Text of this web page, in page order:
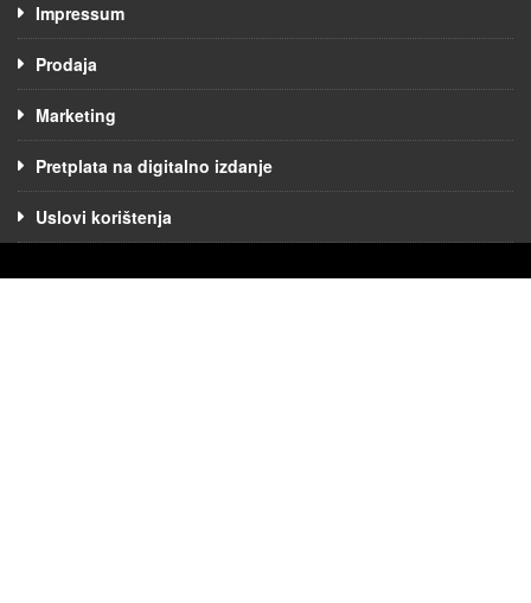
Impressum
Prodaja
Marketing
Pretplata na digitalno izdanje
Uslovi korištenja